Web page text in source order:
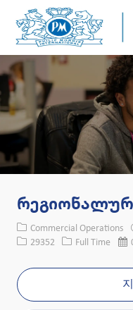
카테고리
Commercial Operations
Job ID29352 Job 유형
Full Time 게